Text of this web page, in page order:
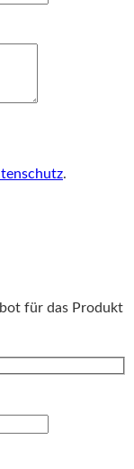
.
für das Produkt